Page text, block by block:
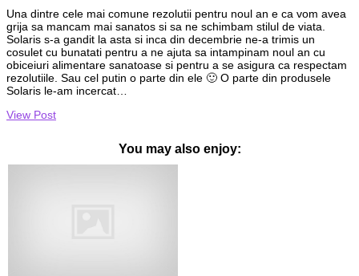
Una dintre cele mai comune rezolutii pentru noul an e ca vom avea
grija sa mancam mai sanatos si sa ne schimbam stilul de viata.
Solaris s-a gandit la asta si inca din decembrie ne-a trimis un
cosulet cu bunatati pentru a ne ajuta sa intampinam noul an cu
obiceiuri alimentare sanatoase si pentru a se asigura ca respectam
rezolutiile. Sau cel putin o parte din ele 🙂 O parte din produsele
Solaris le-am incercat…
View Post
You may also enjoy: